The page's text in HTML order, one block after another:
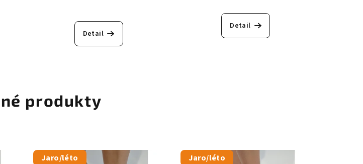
Detail
Detail
produkty
Jaro/léto Jaro/léto